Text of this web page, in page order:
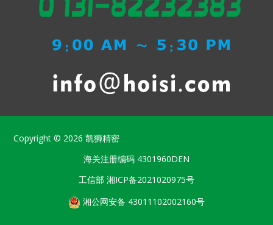
Copyright © 2026凯狮精密
海关注册编码 4301960DEN
工信部 湘ICP备2021020975号
湘公网安备 43011102002160号